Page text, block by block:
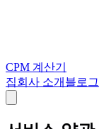
CPM 계산기
집회사 소개 블로그